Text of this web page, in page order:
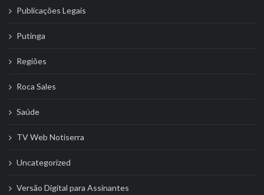
Publicações Legais
Putinga
Regiões
Roca Sales
Saúde
TV Web Notiserra
Uncategorized
Versão Digital para Assinantes